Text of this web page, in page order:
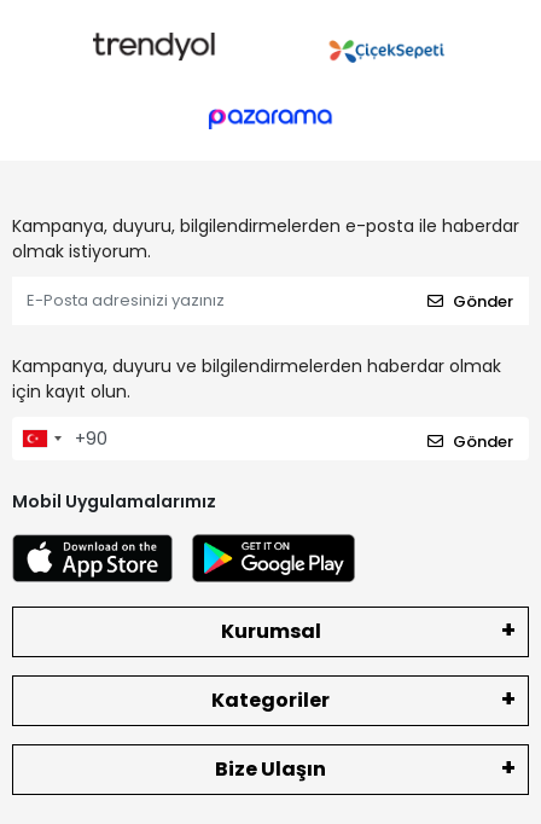
Kampanya, duyuru, bilgilendirmelerden e-posta ile haberdar
olmak istiyorum.
Gönder
Kampanya, duyuru ve bilgilendirmelerden haberdar olmak
için kayıt olun.
Gönder
Mobil Uygulamalarımız
Kurumsal
Kategoriler
Bize Ulaşın